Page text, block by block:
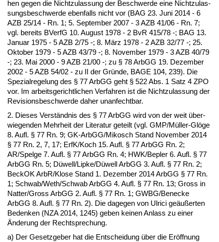
hen ge­gen die Nicht­zu­las­sung der Be­schwer­de ei­ne Nicht­zu­las­
sungs­be­schwer­de eben­falls nicht vor (BAG 23. Ju­ni 2014 - 6
AZB 25/14 - Rn. 1; 5. Sep­tem­ber 2007 - 3 AZB 41/06 - Rn. 7;
vgl. be­reits BVerfG 10. Au­gust 1978 - 2 BvR 415/78 -; BAG 13.
Ja­nu­ar 1975 - 5 AZB 2/75 -; 8. März 1978 - 2 AZB 32/77 -; 25.
Ok­to­ber 1979 - 5 AZB 43/79 -; 8. No­vem­ber 1979 - 3 AZB 40/79
-; 23. Mai 2000 - 9 AZB 21/00 -; zu § 78 ArbGG 19. De­zem­ber
2002 - 5 AZB 54/02 - zu II der Gründe, BA­GE 104, 239). Die
Spe­zi­al­re­ge­lung des § 77 ArbGG geht § 522 Abs. 1 Satz 4 ZPO
vor. Im ar­beits­ge­richt­li­chen Ver­fah­ren ist die Nicht­zu­las­sung der
Re­vi­si­ons­be­schwer­de da­her un­an­fecht­bar.
2. Die­ses Verständ­nis des § 77 ArbGG wird von der weit über­
wie­gen­den Mehr­heit der Li­te­ra­tur ge­teilt (vgl. GMP/Müller-Glöge
8. Aufl. § 77 Rn. 9; GK-ArbGG/Mi­kosch Stand No­vem­ber 2014
§ 77 Rn. 2, 7, 17; ErfK/Koch 15. Aufl. § 77 ArbGG Rn. 2;
AR/Spel­ge 7. Aufl. § 77 ArbGG Rn. 4; HWK/Be­p­ler 6. Aufl. § 77
ArbGG Rn. 5; Düwell/Lip­ke/Düwell ArbGG 3. Aufl. § 77 Rn. 2;
Be­ckOK ArbR/Klo­se Stand 1. De­zem­ber 2014 ArbGG § 77 Rn.
1; Schwab/Weth/Schwab ArbGG 4. Aufl. § 77 Rn. 13; Gross in
Nat­ter/Gross ArbGG 2. Aufl. § 77 Rn. 1; GWBG/Ben­ecke
ArbGG 8. Aufl. § 77 Rn. 2). Die da­ge­gen von Ul­ri­ci geäußer­ten
Be­den­ken (NZA 2014, 1245) ge­ben kei­nen An­lass zu ei­ner
Ände­rung der Recht­spre­chung.
a) Der Ge­setz­ge­ber hat die Ent­schei­dung über die Eröff­nung